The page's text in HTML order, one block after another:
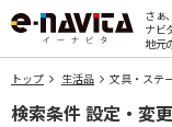
さぁ
ナビ
地元
トップ 生活品 文具・ステ
検索条件 設定・変更